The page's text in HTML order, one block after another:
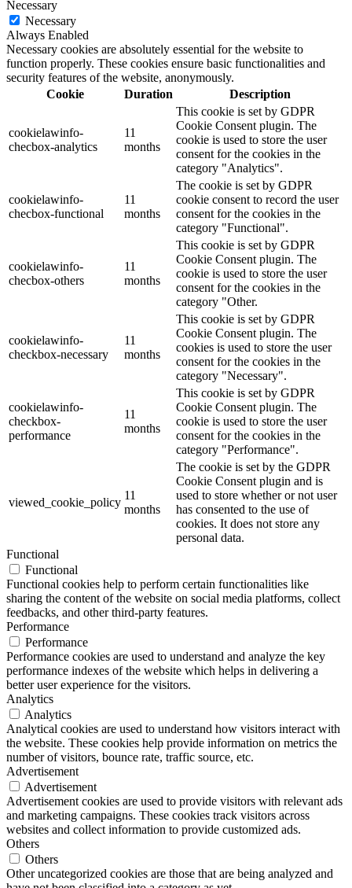
Necessary
Necessary
Always Enabled
Necessary cookies are absolutely essential for the website to
function properly. These cookies ensure basic functionalities and
security features of the website, anonymously.
Cookie
Duration Description
cookielawinfo-
checbox-analytics
11
months
This cookie is set by GDPR
Cookie Consent plugin. The
cookie is used to store the user
consent for the cookies in the
category "Analytics".
cookielawinfo-
checbox-functional
11
months
The cookie is set by GDPR
cookie consent to record the user
consent for the cookies in the
category "Functional".
cookielawinfo-
checbox-others
11
months
This cookie is set by GDPR
Cookie Consent plugin. The
cookie is used to store the user
consent for the cookies in the
category "Other.
cookielawinfo-
checkbox-necessary
11
months
This cookie is set by GDPR
Cookie Consent plugin. The
cookies is used to store the user
consent for the cookies in the
category "Necessary".
cookielawinfo-
checkbox-
performance
11
months
This cookie is set by GDPR
Cookie Consent plugin. The
cookie is used to store the user
consent for the cookies in the
category "Performance".
viewed_cookie_policy
11
months
The cookie is set by the GDPR
Cookie Consent plugin and is
used to store whether or not user
has consented to the use of
cookies. It does not store any
personal data.
Functional
Functional
Functional cookies help to perform certain functionalities like
sharing the content of the website on social media platforms, collect
feedbacks, and other third-party features.
Performance
Performance
Performance cookies are used to understand and analyze the key
performance indexes of the website which helps in delivering a
better user experience for the visitors.
Analytics
Analytics
Analytical cookies are used to understand how visitors interact with
the website. These cookies help provide information on metrics the
number of visitors, bounce rate, traffic source, etc.
Advertisement
Advertisement
Advertisement cookies are used to provide visitors with relevant ads
and marketing campaigns. These cookies track visitors across
websites and collect information to provide customized ads.
Others
Others
Other uncategorized cookies are those that are being analyzed and